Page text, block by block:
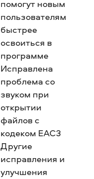
помогут новым
пользователям
быстрее
освоиться в
программе
Исправлена
проблема со
звуком при
открытии
файлов с
кодеком EAC3
Другие
исправления и
улучшения